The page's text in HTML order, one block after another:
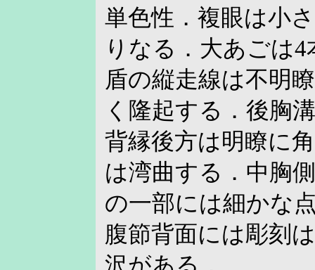
単色性．複眼は小
りなる．大あごは
盾の縦走線は不明
く隆起する．後胸
背縁後方は明瞭に
は湾曲する．中胸
の一部には細かな
腹節背面には彫刻